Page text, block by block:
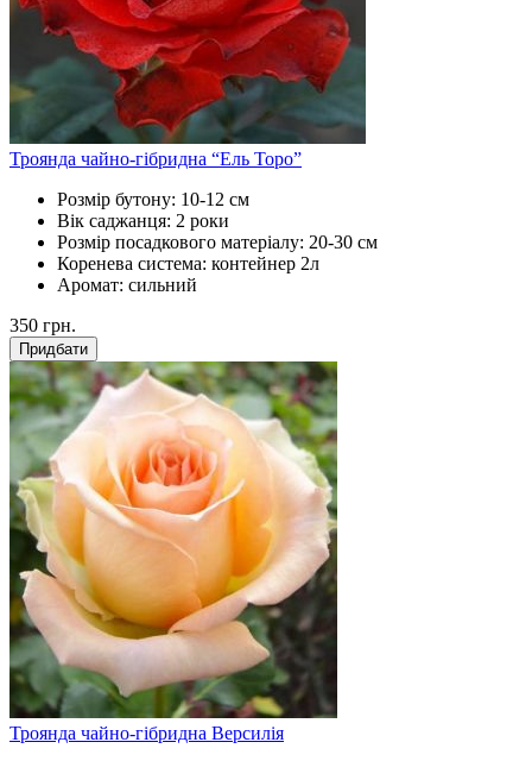
Троянда чайно-гібридна “Ель Торо”
Розмір бутону: 10-12 см
Вік саджанця: 2 роки
Розмір посадкового матеріалу: 20-30 см
Коренева система: контейнер 2л
Аромат: сильний
350 грн.
Придбати
Троянда чайно-гібридна Версилія